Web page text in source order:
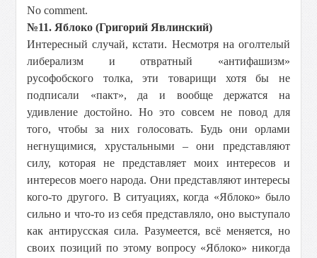
No comment.
№11. Яблоко (Григорий Явлинский)
Интересный случай, кстати. Несмотря на оголтелый
либерализм и отвратный «антифашизм»
русофобского толка, эти товарищи хотя бы не
подписали «пакт», да и вообще держатся на
удивление достойно. Но это совсем не повод для
того, чтобы за них голосовать. Будь они орлами
негнущимися, хрустальными – они представляют
силу, которая не представляет моих интересов и
интересов моего народа. Они представляют интересы
кого-то другого. В ситуациях, когда «Яблоко» было
сильно и что-то из себя представляло, оно выступало
как антирусская сила. Разумеется, всё меняется, но
своих позиций по этому вопросу «Яблоко» никогда